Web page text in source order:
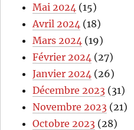
Mai 2024 (15)
Avril 2024 (18)
Mars 2024 (19)
Février 2024 (27)
Janvier 2024 (26)
Décembre 2023 (31)
Novembre 2023 (21)
Octobre 2023 (28)